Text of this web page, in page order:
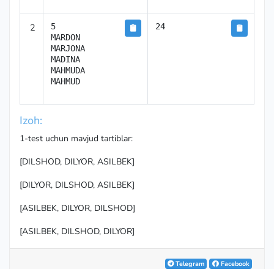
2
5
MARDON
MARJONA
MADINA
MAHMUDA
MAHMUD
24
Izoh:
1-test uchun mavjud tartiblar:
[DILSHOD, DILYOR, ASILBEK]
[DILYOR, DILSHOD, ASILBEK]
[ASILBEK, DILYOR, DILSHOD]
[ASILBEK, DILSHOD, DILYOR]
Telegram Facebook